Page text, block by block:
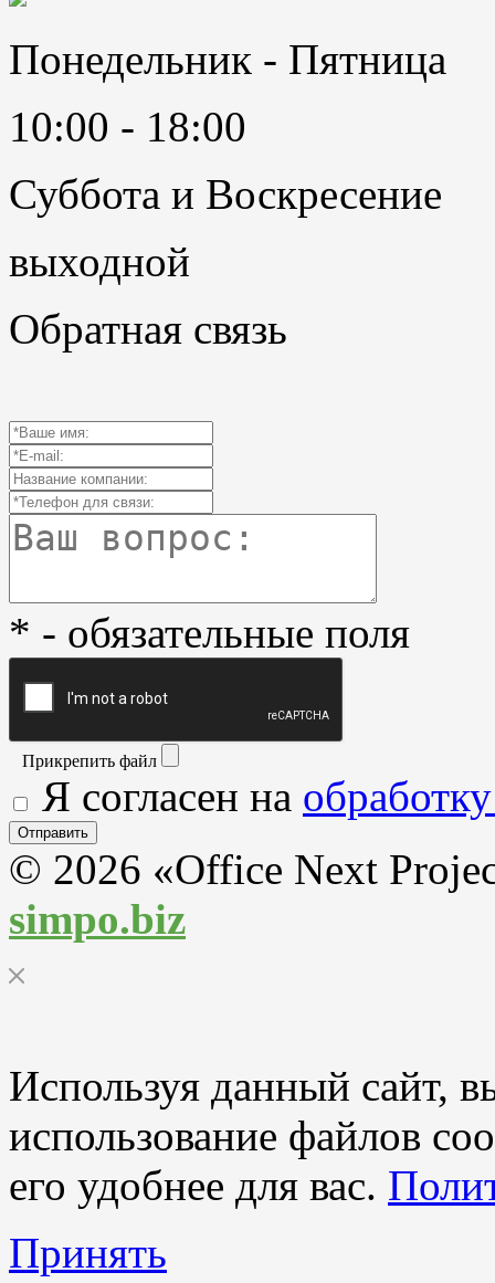
Понедельник - Пятница
10:00 - 18:00
Суббота и Воскресение
выходной
Обратная связь
* - обязательные поля
Прикрепить файл
Я согласен на
© 2026 «Office Next
simpo.biz
Используя данный сайт,
использование файлов
его удобнее для вас.
Принять